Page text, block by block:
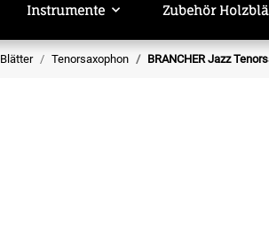
Instrumente Zubehör
Blätter Tenorsaxophon BRANCHER Jazz